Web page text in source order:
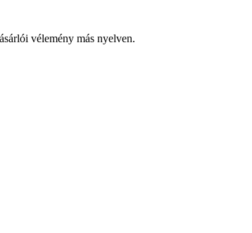
vélemény más nyelven.